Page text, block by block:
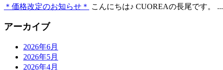
＊価格改定のお知らせ＊ こんにちは♪ CUOREAの長尾です。 ...
アーカイブ
2026年6月
2026年5月
2026年4月